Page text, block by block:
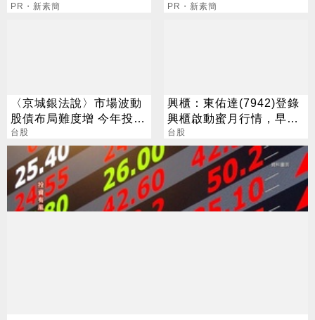
肪沒了！
PR・新素簡
瘦到你懷疑人生！
PR・新素簡
〈京城銀法說〉市場波動
股債布局難度增 今年投資
會掌握一大原則
台股
興櫃：東佑達(7942)登錄
興櫃啟動蜜月行情，早盤
一度大漲186%
台股